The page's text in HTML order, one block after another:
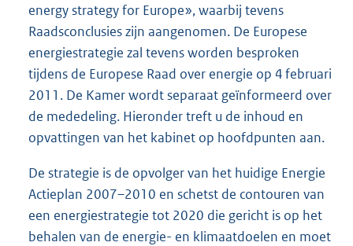
energy strategy for Europe», waarbij tevens
Raadsconclusies zijn aangenomen. De Europese
energiestrategie zal tevens worden besproken
tijdens de Europese Raad over energie op 4 februari
2011. De Kamer wordt separaat geïnformeerd over
de mededeling. Hieronder treft u de inhoud en
opvattingen van het kabinet op hoofdpunten aan.
De strategie is de opvolger van het huidige Energie
Actieplan 2007–2010 en schetst de contouren van
een energiestrategie tot 2020 die gericht is op het
behalen van de energie- en klimaatdoelen en moet